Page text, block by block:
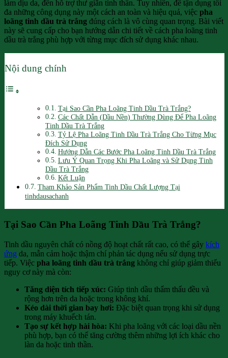
làm dịu da, đến hỗ trợ thư giãn tinh thần. Tuy nhiên, để tận dụng tối
đa những công dụng này một cách an toàn và hiệu quả, việc pha
loãng tinh dầu trà trắng đúng cách là vô cùng quan trọng. Bài viết
này sẽ cung cấp cho bạn hướng dẫn chi tiết về cách pha loãng tinh
dầu trà trắng phù hợp với từng mục đích sử dụng khác nhau.
Nội dung chính
Tại Sao Cần Pha Loãng Tinh Dầu Trà Trắng?
Các Chất Dẫn (Dầu Nền) Thường Dùng Để Pha Loãng
Tinh Dầu Trà Trắng
Tỷ Lệ Pha Loãng Tinh Dầu Trà Trắng Cho Từng Mục
Đích Sử Dụng
Hướng Dẫn Các Bước Pha Loãng Tinh Dầu Trà Trắng
Lưu Ý Quan Trọng Khi Pha Loãng và Sử Dụng Tinh
Dầu Trà Trắng
Kết Luận
Tham Khảo Sản Phẩm Tinh Dầu Chất Lượng Tại
tinhdausachanh
Tại Sao Cần Pha Loãng Tinh Dầu Trà Trắng?
Tinh dầu nguyên chất có nồng độ hoạt chất rất cao, có thể gây kích
ứng da, mẫn cảm hoặc thậm chí phản tác dụng nếu sử dụng trực
tiếp. Việc pha loãng tinh dầu trà trắng không chỉ giúp giảm thiểu
nguy cơ này mà còn:
Tăng diện tích tiếp xúc: Giúp tinh dầu thẩm thấu đều và
rộng hơn trên da hoặc trong không khí.
Kéo dài thời gian bay hơi: Đặc biệt quan trọng khi sử dụng
trong máy khuếch tán.
Tạo sự kết hợp hài hòa: Khi pha loãng với các loại dầu nền
phù hợp, bạn có thể tăng cường thêm những lợi ích khác cho
làn da hoặc tinh thần.